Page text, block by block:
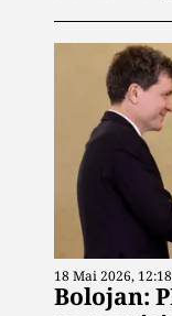
18 Mai 2026, 12:18
Bolojan: